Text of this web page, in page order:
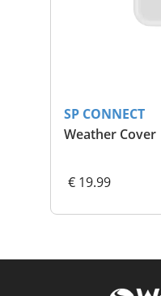
SP CONNECT
Weather Cover
€ 19.99